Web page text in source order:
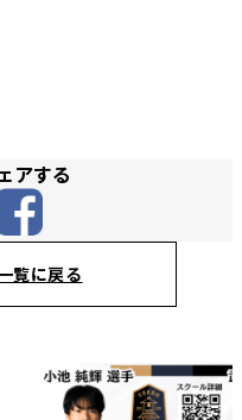
アする
覧に戻る